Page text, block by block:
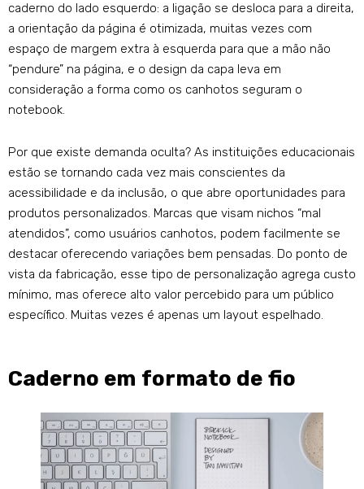
caderno do lado esquerdo: a ligação se desloca para a direita,
a orientação da página é otimizada, muitas vezes com
espaço de margem extra à esquerda para que a mão não
“pendure” na página, e o design da capa leva em
consideração a forma como os canhotos seguram o
notebook.
Por que existe demanda oculta? As instituições educacionais
estão se tornando cada vez mais conscientes da
acessibilidade e da inclusão, o que abre oportunidades para
produtos personalizados. Marcas que visam nichos “mal
atendidos”, como usuários canhotos, podem facilmente se
destacar oferecendo variações bem pensadas. Do ponto de
vista da fabricação, esse tipo de personalização agrega custo
mínimo, mas oferece alto valor percebido para um público
específico. Muitas vezes é apenas um layout espelhado.
Caderno em formato de fio